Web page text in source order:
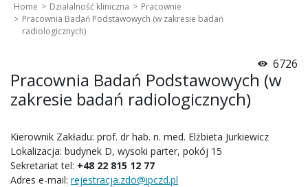
Home Działalność kliniczna
Pracownie
Pracownia Badań Podstawowych (w zakresie badań
radiologicznych)
6726
Pracownia Badań Podstawowych (w
zakresie badań radiologicznych)
Kierownik Zakładu: prof. dr hab. n. med. Elżbieta Jurkiewicz
Lokalizacja: budynek D, wysoki parter, pokój 15
Sekretariat tel: +48 22 815 12 77
Adres e-mail: rejestracja.zdo@ipczd.pl